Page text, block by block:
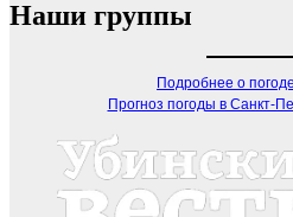
Наши группы
Подробнее о
Прогноз погоды в Санкт-